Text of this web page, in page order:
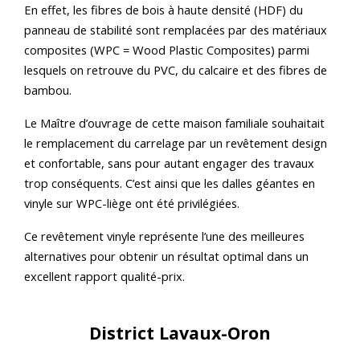
En effet, les fibres de bois à haute densité (HDF) du
panneau de stabilité sont remplacées par des matériaux
composites (WPC = Wood Plastic Composites) parmi
lesquels on retrouve du PVC, du calcaire et des fibres de
bambou.
Le Maître d’ouvrage de cette maison familiale souhaitait
le remplacement du carrelage par un revêtement design
et confortable, sans pour autant engager des travaux
trop conséquents. C’est ainsi que les dalles géantes en
vinyle sur WPC-liège ont été privilégiées.
Ce revêtement vinyle représente l’une des meilleures
alternatives pour obtenir un résultat optimal dans un
excellent rapport qualité-prix.
District Lavaux-Oron